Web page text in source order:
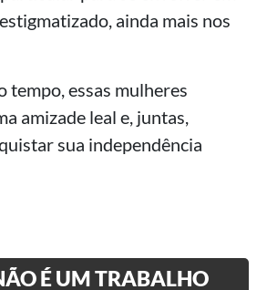
ainda mais nos
tempo, essas mulheres
amizade leal e, juntas,
sua independência
É UM TRABALHO